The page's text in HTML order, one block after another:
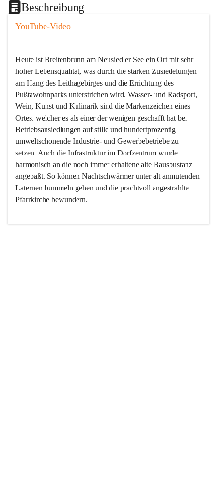
Beschreibung
YouTube-Video
Heute ist Breitenbrunn am Neusiedler See ein Ort mit sehr
hoher Lebensqualität, was durch die starken Zusiedelungen
am Hang des Leithagebirges und die Errichtung des
Pußtawohnparks unterstrichen wird. Wasser- und Radsport,
Wein, Kunst und Kulinarik sind die Markenzeichen eines
Ortes, welcher es als einer der wenigen geschafft hat bei
Betriebsansiedlungen auf stille und hundertprozentig
umweltschonende Industrie- und Gewerbebetriebe zu
setzen. Auch die Infrastruktur im Dorfzentrum wurde
harmonisch an die noch immer erhaltene alte Bausbustanz
angepaßt. So können Nachtschwärmer unter alt anmutenden
Laternen bummeln gehen und die prachtvoll angestrahlte
Pfarrkirche bewundern.
Der Weinbau dominert heute nicht mehr, ist aber integrativer